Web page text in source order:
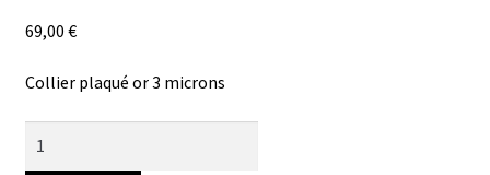
69,00 €
Collier plaqué or 3 microns